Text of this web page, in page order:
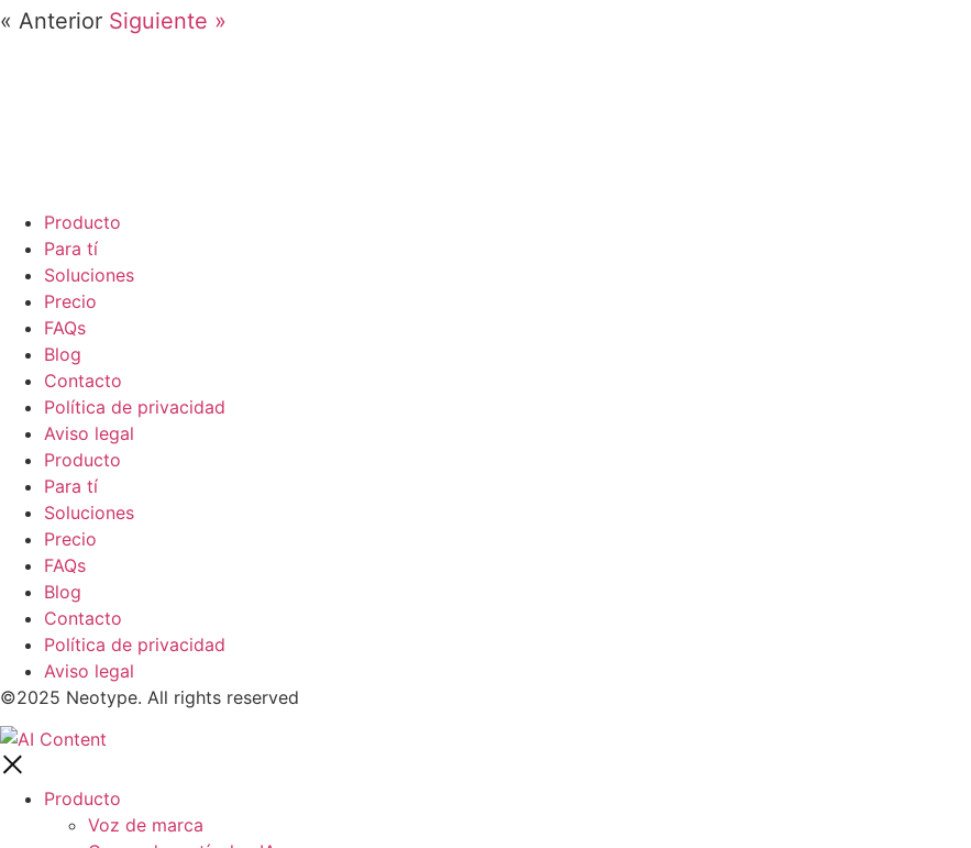
« Anterior Siguiente »
Producto
Para tí
Soluciones
Precio
FAQs
Blog
Contacto
Política de privacidad
Aviso legal
Producto
Para tí
Soluciones
Precio
FAQs
Blog
Contacto
Política de privacidad
Aviso legal
©2025 Neotype. All rights reserved
Producto
Voz de marca